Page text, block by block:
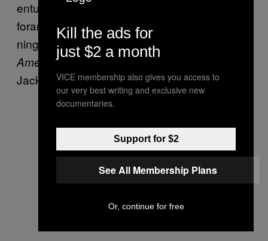
entusiasticamente). Em Austin, elas também
foram entrevistadas por ninguém mais
ninguém menos que o ex-jurado do
American Idol, produtor e músico Randy
Jackson.
Kill the ads for
just $2 a month
VICE membership also gives you access to
our very best writing and exclusive new
documentaries.
Support for $2
See All Membership Plans
Or, continue for free